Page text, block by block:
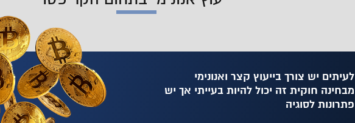
לעיתים יש צורך בייעוץ קצר ואנונימי
מבחינה חוקית זה יכול להיות בעייתי אך יש
פתרונות לסוגיה